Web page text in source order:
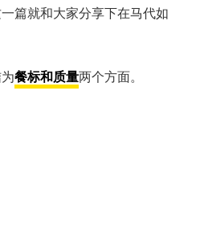
篇就和大家分享下在马代如
餐标和质量两个方面。